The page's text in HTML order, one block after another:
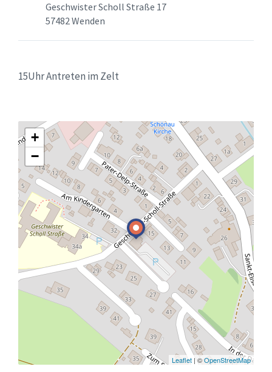
Geschwister Scholl Straße 17
57482 Wenden
15Uhr Antreten im Zelt
+
−
Leaflet | ©OpenStreetMap